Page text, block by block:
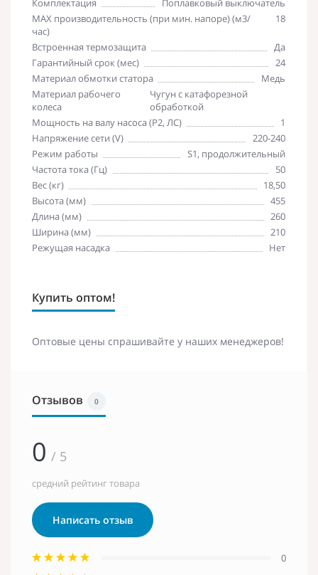
Комплектация
Поплавковый выключатель
MAX производительность (при мин. напоре) (м3/
час)
18
Встроенная термозащита
Да
Гарантийный срок (мес)
24
Материал обмотки статора
Медь
Материал рабочего
колеса
Чугун с катафорезной
обработкой
Мощность на валу насоса (P2, ЛС)
1
Напряжение сети (V)
220-240
Режим работы
S1, продолжительный
Частота тока (Гц)
50
Вес (кг)
18,50
Высота (мм)
455
Длина (мм)
260
Ширина (мм)
210
Режущая насадка
Нет
Купить оптом!
Оптовые цены спрашивайте у наших менеджеров!
Отзывов 0
0 / 5
средний рейтинг товара
Написать отзыв
0